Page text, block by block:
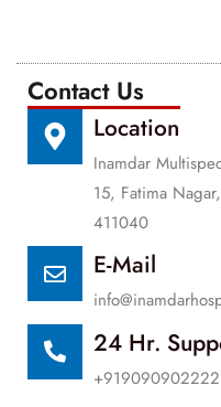
Contact Us
Location
Inamdar
15, Fatima
411040
E-Mail
24 Hr.
+919090902222